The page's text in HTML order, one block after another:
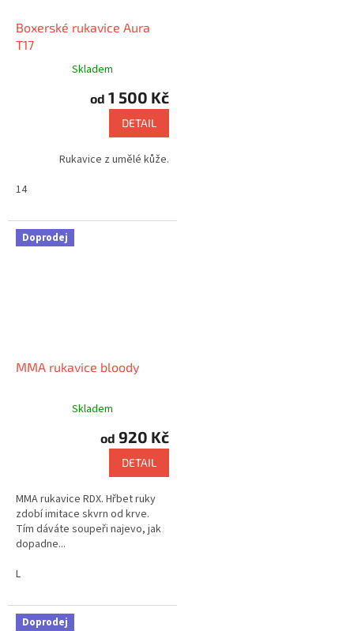
Boxerské rukavice Aura
T17
Skladem
od 1 500 Kč
DETAIL
Rukavice z umělé kůže.
14
Doprodej
MMA rukavice bloody
Skladem
od 920 Kč
DETAIL
MMA rukavice RDX. Hřbet ruky
zdobí imitace skvrn od krve.
Tím dáváte soupeři najevo, jak
dopadne...
L
Doprodej